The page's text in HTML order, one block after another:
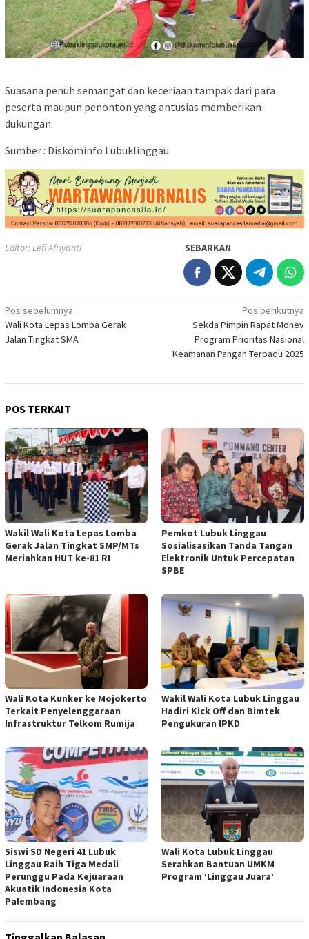
Suasana penuh semangat dan keceriaan tampak dari para
peserta maupun penonton yang antusias memberikan
dukungan.
Sumber : Diskominfo Lubuklinggau
Editor: Lefi Afriyanti SEBARKAN
Navigasi
pos
Pos sebelumnya
Wali Kota Lepas Lomba Gerak
Jalan Tingkat SMA
Pos berikutnya
Sekda Pimpin Rapat Monev
Program Prioritas Nasional
Keamanan Pangan Terpadu 2025
POS TERKAIT
Wakil Wali Kota Lepas Lomba
Gerak Jalan Tingkat SMP/MTs
Meriahkan HUT ke-81 RI
Pemkot Lubuk Linggau
Sosialisasikan Tanda Tangan
Elektronik Untuk Percepatan
SPBE
Wali Kota Kunker ke Mojokerto
Terkait Penyelenggaraan
Infrastruktur Telkom Rumija
Wakil Wali Kota Lubuk Linggau
Hadiri Kick Off dan Bimtek
Pengukuran IPKD
Siswi SD Negeri 41 Lubuk
Linggau Raih Tiga Medali
Perunggu Pada Kejuaraan
Akuatik Indonesia Kota
Palembang
Wali Kota Lubuk Linggau
Serahkan Bantuan UMKM
Program ‘Linggau Juara’